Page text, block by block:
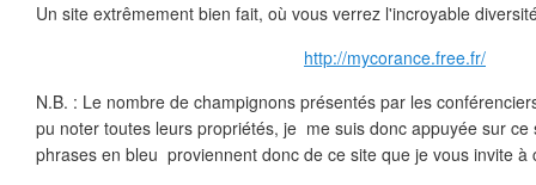
Un site extrêmement bien fait, où vous verrez l'incroyable
http://mycorance.free.fr/
N.B. : Le nombre de champignons présentés par les
pu noter toutes leurs propriétés, je me suis donc appuyée sur ce
phrases en bleu proviennent donc de ce site que je vous invite à